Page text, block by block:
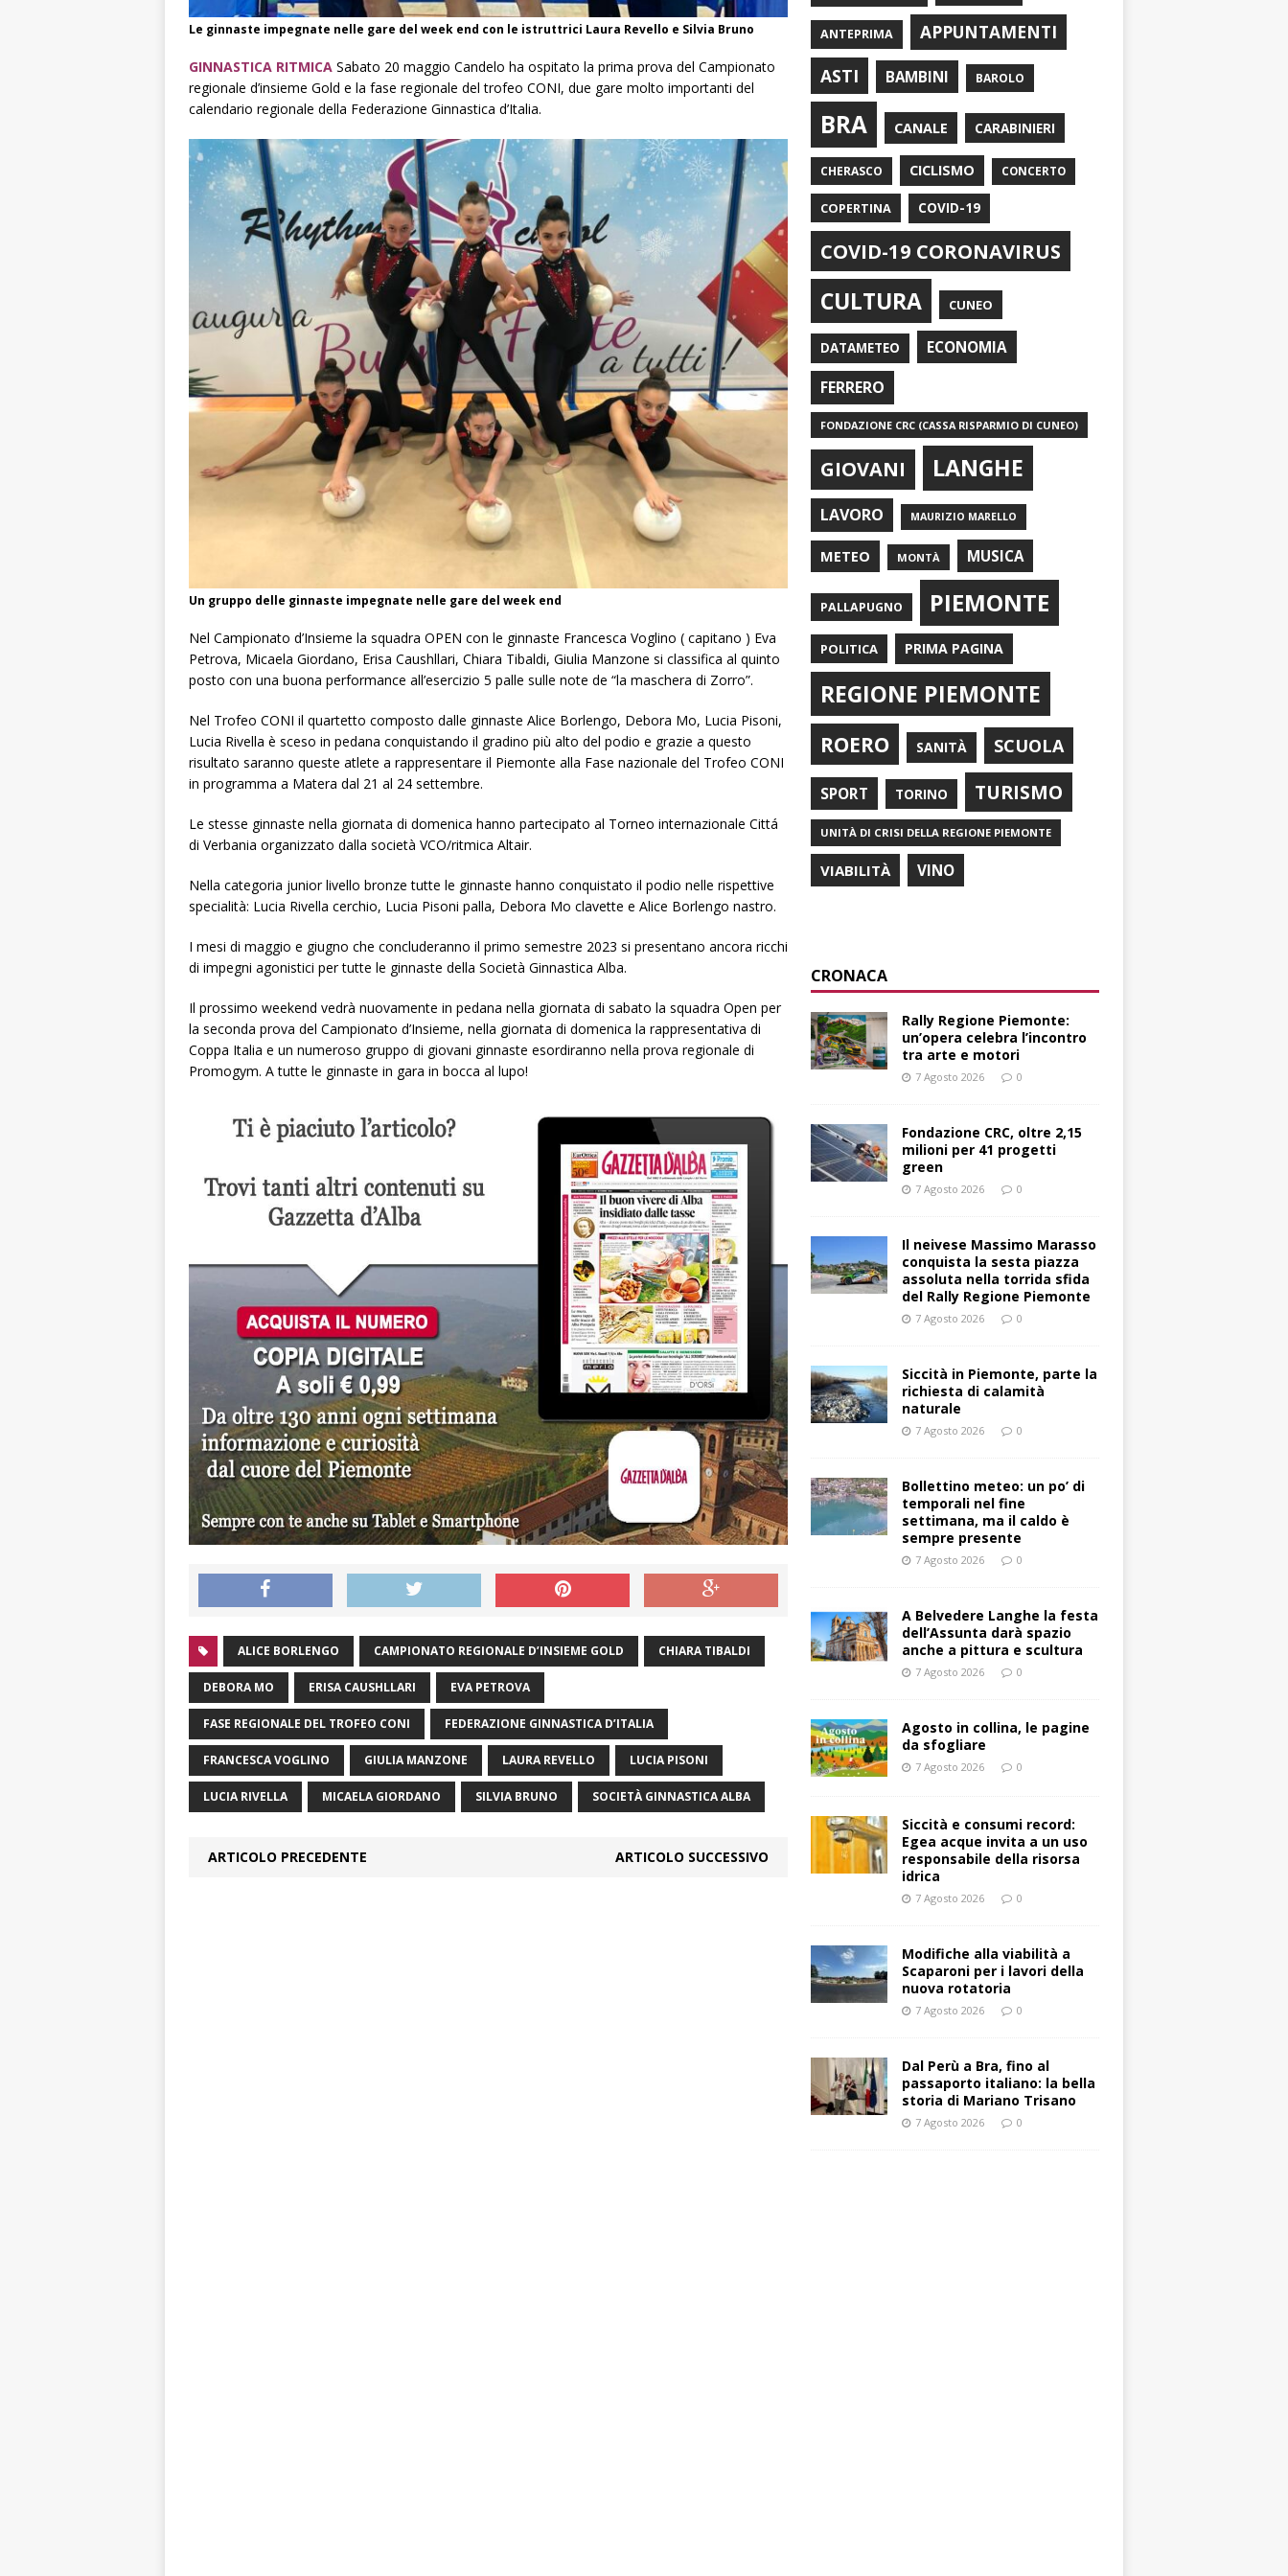
Le ginnaste impegnate nelle gare del week end con le istruttrici Laura Revello e Silvia Bruno
GINNASTICA RITMICA Sabato 20 maggio Candelo ha ospitato la prima prova del Campionato
regionale d’insieme Gold e la fase regionale del trofeo CONI, due gare molto importanti del
calendario regionale della Federazione Ginnastica d’Italia.
Un gruppo delle ginnaste impegnate nelle gare del week end
Nel Campionato d’Insieme la squadra OPEN con le ginnaste Francesca Voglino ( capitano ) Eva
Petrova, Micaela Giordano, Erisa Caushllari, Chiara Tibaldi, Giulia Manzone si classifica al quinto
posto con una buona performance all’esercizio 5 palle sulle note de “la maschera di Zorro”.
Nel Trofeo CONI il quartetto composto dalle ginnaste Alice Borlengo, Debora Mo, Lucia Pisoni,
Lucia Rivella è sceso in pedana conquistando il gradino più alto del podio e grazie a questo
risultato saranno queste atlete a rappresentare il Piemonte alla Fase nazionale del Trofeo CONI
in programma a Matera dal 21 al 24 settembre.
Le stesse ginnaste nella giornata di domenica hanno partecipato al Torneo internazionale Cittá
di Verbania organizzato dalla società VCO/ritmica Altair.
Nella categoria junior livello bronze tutte le ginnaste hanno conquistato il podio nelle rispettive
specialità: Lucia Rivella cerchio, Lucia Pisoni palla, Debora Mo clavette e Alice Borlengo nastro.
I mesi di maggio e giugno che concluderanno il primo semestre 2023 si presentano ancora ricchi
di impegni agonistici per tutte le ginnaste della Società Ginnastica Alba.
Il prossimo weekend vedrà nuovamente in pedana nella giornata di sabato la squadra Open per
la seconda prova del Campionato d’Insieme, nella giornata di domenica la rappresentativa di
Coppa Italia e un numeroso gruppo di giovani ginnaste esordiranno nella prova regionale di
Promogym. A tutte le ginnaste in gara in bocca al lupo!
ALICE BORLENGO CAMPIONATO REGIONALE D’INSIEME GOLD CHIARA TIBALDI
DEBORA MO ERISA CAUSHLLARI EVA PETROVA
FASE REGIONALE DEL TROFEO CONI FEDERAZIONE GINNASTICA D’ITALIA
FRANCESCA VOGLINO GIULIA MANZONE LAURA REVELLO LUCIA PISONI
LUCIA RIVELLA MICAELA GIORDANO SILVIA BRUNO SOCIETÀ GINNASTICA ALBA
ARTICOLO PRECEDENTE ARTICOLO SUCCESSIVO
ANTEPRIMA
APPUNTAMENTI
ASTI
BAMBINI BAROLO
BRA CANALE CARABINIERI
CHERASCO CICLISMO CONCERTO
COPERTINA COVID-19
COVID-19 CORONAVIRUS
CULTURA CUNEO
DATAMETEO ECONOMIA
FERRERO
FONDAZIONE CRC (CASSA RISPARMIO DI CUNEO)
GIOVANI LANGHE
LAVORO MAURIZIO MARELLO
METEO MONTÀ MUSICA
PALLAPUGNO PIEMONTE
POLITICA PRIMA PAGINA
REGIONE PIEMONTE
ROERO SANITÀ SCUOLA
SPORT TORINO TURISMO
UNITÀ DI CRISI DELLA REGIONE PIEMONTE
VIABILITÀ VINO
CRONACA
Rally Regione Piemonte:
un’opera celebra l’incontro
tra arte e motori
7 Agosto 2026 0
Fondazione CRC, oltre 2,15
milioni per 41 progetti
green
7 Agosto 2026 0
Il neivese Massimo Marasso
conquista la sesta piazza
assoluta nella torrida sfida
del Rally Regione Piemonte
7 Agosto 2026 0
Siccità in Piemonte, parte la
richiesta di calamità
naturale
7 Agosto 2026 0
Bollettino meteo: un po’ di
temporali nel fine
settimana, ma il caldo è
sempre presente
7 Agosto 2026 0
A Belvedere Langhe la festa
dell’Assunta darà spazio
anche a pittura e scultura
7 Agosto 2026 0
Agosto in collina, le pagine
da sfogliare
7 Agosto 2026 0
Siccità e consumi record:
Egea acque invita a un uso
responsabile della risorsa
idrica
7 Agosto 2026 0
Modifiche alla viabilità a
Scaparoni per i lavori della
nuova rotatoria
7 Agosto 2026 0
​Dal Perù a Bra, fino al
passaporto italiano: la bella
storia di Mariano Trisano
7 Agosto 2026 0